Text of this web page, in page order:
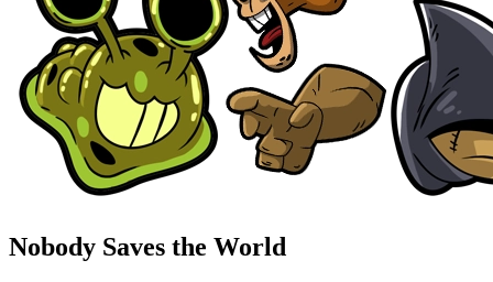
Nobody Saves the World